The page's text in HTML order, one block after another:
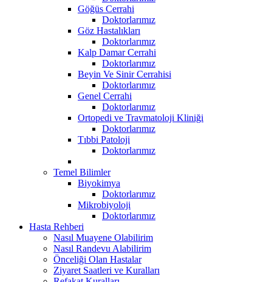
Göğüs Cerrahi
Doktorlarımız
Göz Hastalıkları
Doktorlarımız
Kalp Damar Cerrahi
Doktorlarımız
Beyin Ve Sinir Cerrahisi
Doktorlarımız
Genel Cerrahi
Doktorlarımız
Ortopedi ve Travmatoloji Kliniği
Doktorlarımız
Tıbbi Patoloji
Doktorlarımız
Temel Bilimler
Biyokimya
Doktorlarımız
Mikrobiyoloji
Doktorlarımız
Hasta Rehberi
Nasıl Muayene Olabilirim
Nasıl Randevu Alabilirim
Önceliği Olan Hastalar
Ziyaret Saatleri ve Kuralları